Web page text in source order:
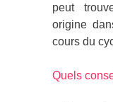
peut
origine
cours du
Quels